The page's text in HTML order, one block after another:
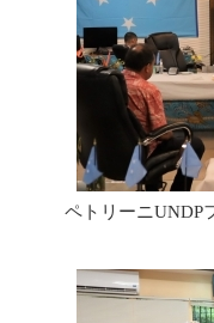
ペトリーニUNDP